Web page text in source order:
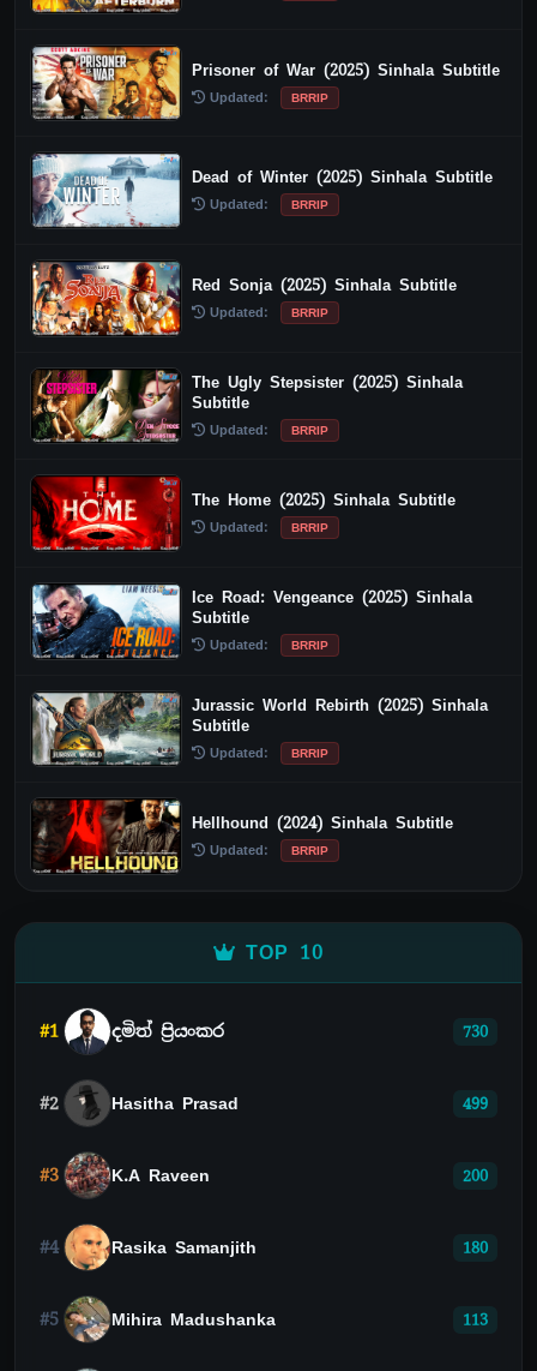
Prisoner of War (2025) Sinhala Subtitle
Updated: BRRIP
Dead of Winter (2025) Sinhala Subtitle
Updated: BRRIP
Red Sonja (2025) Sinhala Subtitle
Updated: BRRIP
The Ugly Stepsister (2025) Sinhala
Subtitle
Updated: BRRIP
The Home (2025) Sinhala Subtitle
Updated: BRRIP
Ice Road: Vengeance (2025) Sinhala
Subtitle
Updated: BRRIP
Jurassic World Rebirth (2025) Sinhala
Subtitle
Updated: BRRIP
Hellhound (2024) Sinhala Subtitle
Updated: BRRIP
TOP 10
#1 දමිත් ප්‍රියංකර 730
#2 Hasitha Prasad 499
#3 K.A Raveen 200
#4 Rasika Samanjith 180
#5 Mihira Madushanka 113